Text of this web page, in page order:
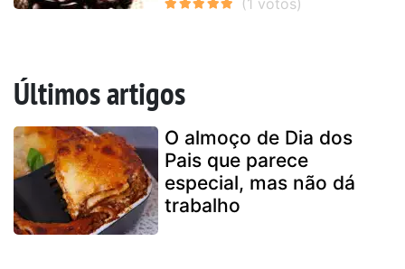
Últimos artigos
O almoço de Dia dos
Pais que parece
especial, mas não dá
trabalho